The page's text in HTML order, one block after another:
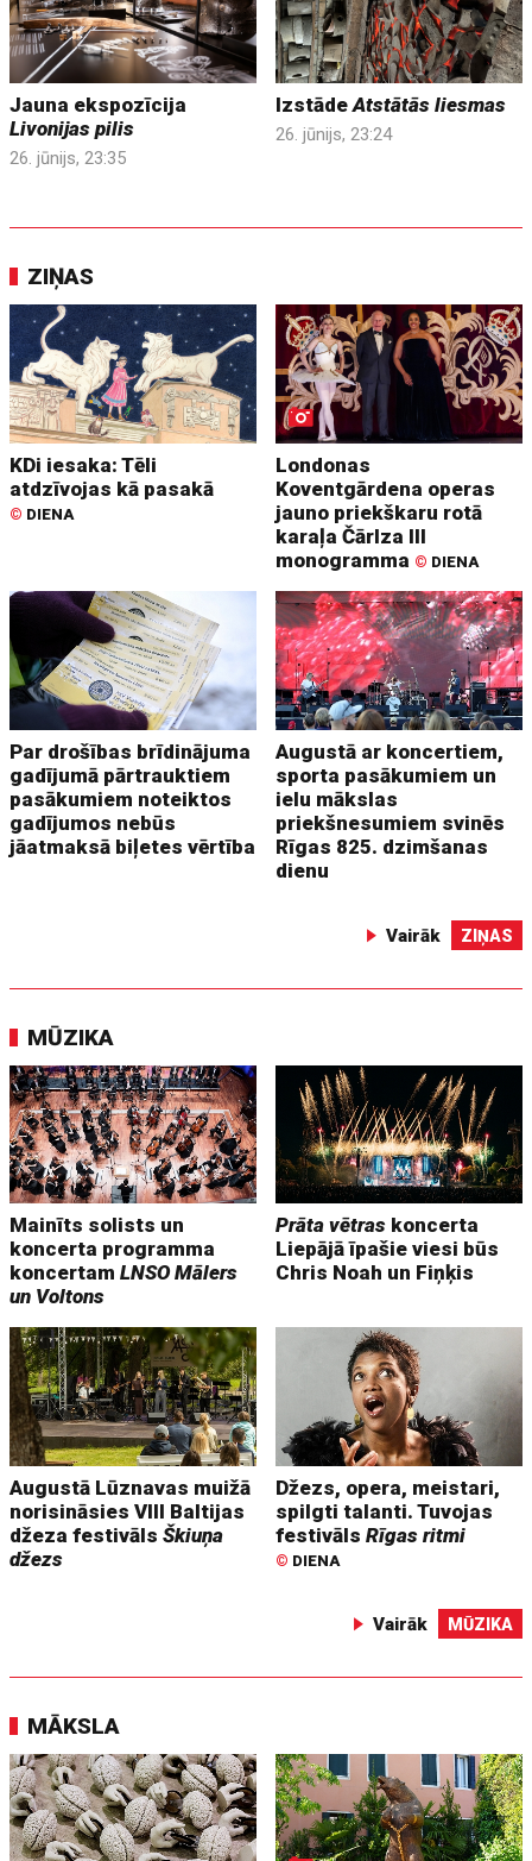
Jauna ekspozīcija
Livonijas pilis
26. jūnijs, 23:35
IzstādeAtstātās liesmas
26. jūnijs, 23:24
ZIŅAS
KDi iesaka: Tēli
atdzīvojas kā pasakā
© DIENA
Londonas
Koventgārdena operas
jauno priekškaru rotā
karaļa Čārlza III
monogramma © DIENA
Par drošības brīdinājuma
gadījumā pārtrauktiem
pasākumiem noteiktos
gadījumos nebūs
jāatmaksā biļetes vērtība
Augustā ar koncertiem,
sporta pasākumiem un
ielu mākslas
priekšnesumiem svinēs
Rīgas 825. dzimšanas
dienu
Vairāk ZIŅAS
MŪZIKA
Mainīts solists un
koncerta programma
koncertamLNSO Mālers
un Voltons
Prāta vētras koncerta
Liepājā īpašie viesi būs
Chris Noah un Fiņķis
Augustā Lūznavas muižā
norisināsies VIII Baltijas
džeza festivālsŠkiuņa
džezs
Džezs, opera, meistari,
spilgti talanti. Tuvojas
festivālsRīgas ritmi
© DIENA
Vairāk MŪZIKA
MĀKSLA